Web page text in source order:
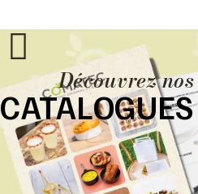
Découvrez nos
CATALOGUES